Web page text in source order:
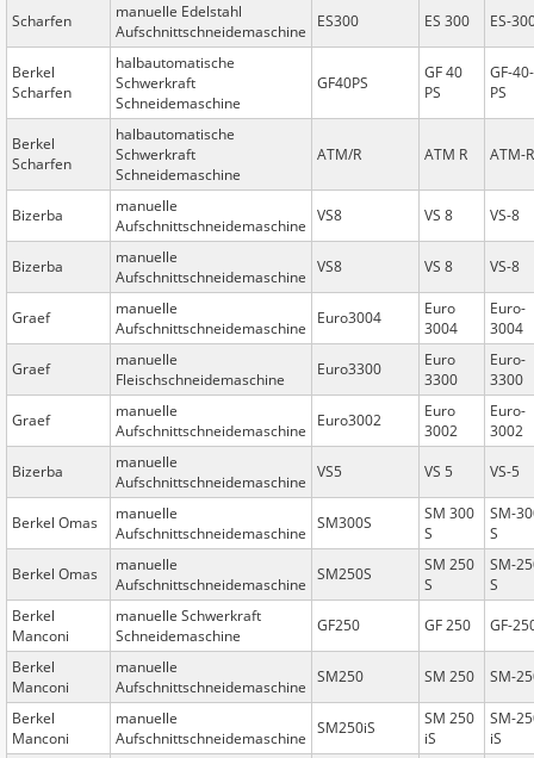
Scharfen
manuelle Edelstahl
Aufschnittschneidemaschine
ES300 ES 300 ES-
Berkel
Scharfen
halbautomatische
Schwerkraft
Schneidemaschine
GF40PS
GF 40
PS
GF-40-
PS
Berkel
Scharfen
halbautomatische
Schwerkraft
Schneidemaschine
ATM/R ATM R ATM-R
Bizerba
manuelle
Aufschnittschneidemaschine
VS8 VS 8 VS-8
Bizerba
manuelle
Aufschnittschneidemaschine
VS8 VS 8 VS-8
Graef
manuelle
Aufschnittschneidemaschine
Euro3004
Euro
3004
Euro-
3004
Graef
manuelle
Fleischschneidemaschine
Euro3300
Euro
3300
Euro-
3300
Graef
manuelle
Aufschnittschneidemaschine
Euro3002
Euro
3002
Euro-
3002
Bizerba
manuelle
Aufschnittschneidemaschine
VS5 VS 5 VS-5
Berkel Omas
manuelle
Aufschnittschneidemaschine
SM300S
SM 300
S
SM-
S
Berkel Omas
manuelle
Aufschnittschneidemaschine
SM250S
SM 250
S
SM-
S
Berkel
Manconi
manuelle Schwerkraft
Schneidemaschine
GF250 GF 250 GF-
Berkel
Manconi
manuelle
Aufschnittschneidemaschine
SM250 SM 250 SM-
Berkel
Manconi
manuelle
Aufschnittschneidemaschine
SM250iS
SM 250
iS
SM-
iS